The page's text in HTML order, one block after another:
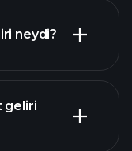
ZINGU
neydi?
geliri